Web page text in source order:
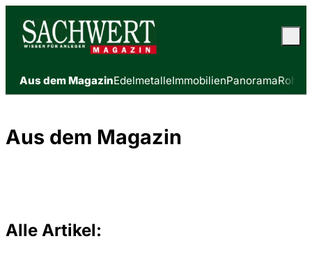
Aus dem MagazinEdelmetalleImmobilienPanorama
Aus dem Magazin
Alle Artikel: